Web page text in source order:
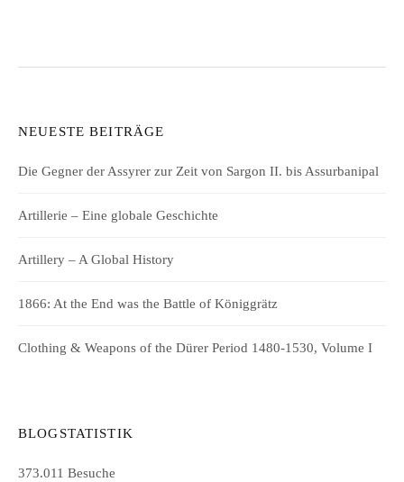
NEUESTE BEITRÄGE
Die Gegner der Assyrer zur Zeit von Sargon II. bis Assurbanipal
Artillerie – Eine globale Geschichte
Artillery – A Global History
1866: At the End was the Battle of Königgrätz
Clothing & Weapons of the Dürer Period 1480-1530, Volume I
BLOGSTATISTIK
373.011 Besuche